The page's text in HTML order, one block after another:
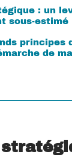
: un
sous-estimé
principes
de